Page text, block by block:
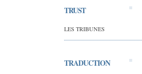
TRUST
LES TRIBUNES
TRADUCTION